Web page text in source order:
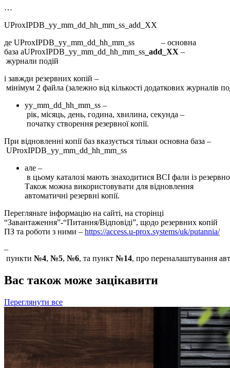
…
UProxIPDB_yy_mm_dd_hh_mm_ss_add_ХХ
де UProxIPDB_yy_mm_dd_hh_mm_ss – основна
база аUProxIPDB_yy_mm_dd_hh_mm_ss _add_ХХ –
журнали подій
і завжди резервних копій –
мінімум 2 файла (залежно від кількості додаткових журналів
yy_mm_dd_hh_mm_ss –
рік, місяць, день, година, хвилина, секунда –
початку створення резервної копії.
При відновленні копії баз вказується тільки основна база –
UProxIPDB_yy_mm_dd_hh_mm_ss
але –
в цьому каталозі мають знаходитися ВСІ фали із
Також можна використовувати для відновлення
автоматичні резервні копії.
Перегляньте інформацію на сайті, на сторінці
“Завантаження”-“Питання/Відповіді”, щодо резервних копій
ПЗ та роботи з ними – https://access.u-prox.systems/uk/putannia/
–
пункти №4, №5, №6, та пункт №14, про переналаштування
Вас також може зацікавити
Переглянути все